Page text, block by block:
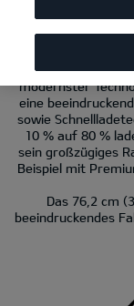
Der Kia EV4
modernster
eine
sowie
10 % auf 80 %
sein großzügiges
Beispiel mit
Das 76,2 cm
beeindruckendes